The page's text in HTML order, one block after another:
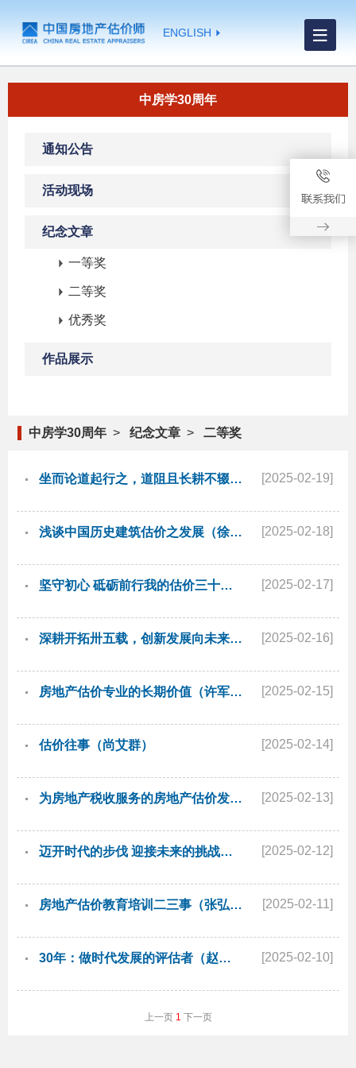
ENGLISH
中房学30周年
通知公告
活动现场
纪念文章
一等奖
二等奖
优秀奖
作品展示
中房学30周年 > 纪念文章 > 二等奖
坐而论道起行之，道阻且长耕不辍—与房地产估价同行30年（崔太平 邹亮） [2025-02-19]
浅谈中国历史建筑估价之发展（徐进亮 张弘武 王全民） [2025-02-18]
坚守初心 砥砺前行我的估价三十年（丁金礼） [2025-02-17]
深耕开拓卅五载，创新发展向未来（吴正红 唐 琳 李 彬 姜红丹） [2025-02-16]
房地产估价专业的长期价值（许军 佟圣楠） [2025-02-15]
估价往事（尚艾群） [2025-02-14]
为房地产税收服务的房地产估价发展及演变（曲卫东） [2025-02-13]
迈开时代的步伐 迎接未来的挑战——从北京市征拆评估30年的演变看估价行业的发展（高喜善） [2025-02-12]
房地产估价教育培训二三事（张弘武） [2025-02-11]
30年：做时代发展的评估者（赵志菲） [2025-02-10]
上一页 1 下一页